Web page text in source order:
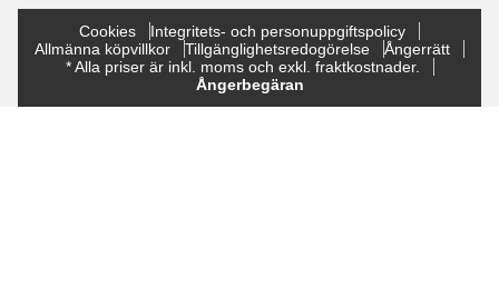
Cookies
Integritets- och personuppgiftspolicy
Allmänna köpvillkor
Tillgänglighetsredogörelse
Ångerrätt
* Alla priser är inkl. moms och exkl. fraktkostnader.
Ångerbegäran